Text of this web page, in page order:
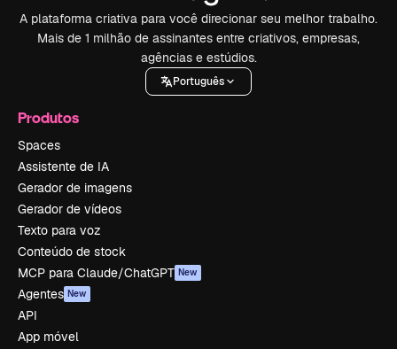
A plataforma criativa para você direcionar seu melhor trabalho.
Mais de 1 milhão de assinantes entre criativos, empresas,
agências e estúdios.
Português
Produtos
Spaces
Assistente de IA
Gerador de imagens
Gerador de vídeos
Texto para voz
Conteúdo de stock
MCP para Claude/ChatGPT New
Agentes New
API
App móvel